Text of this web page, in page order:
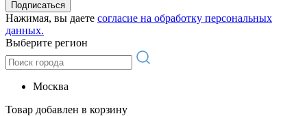
Подписаться
Нажимая, вы даете согласие на обработку персональных
данных.
Выберите регион
Москва
Товар добавлен в корзину